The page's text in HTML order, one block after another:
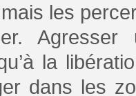
les
Agresser
la
dans les